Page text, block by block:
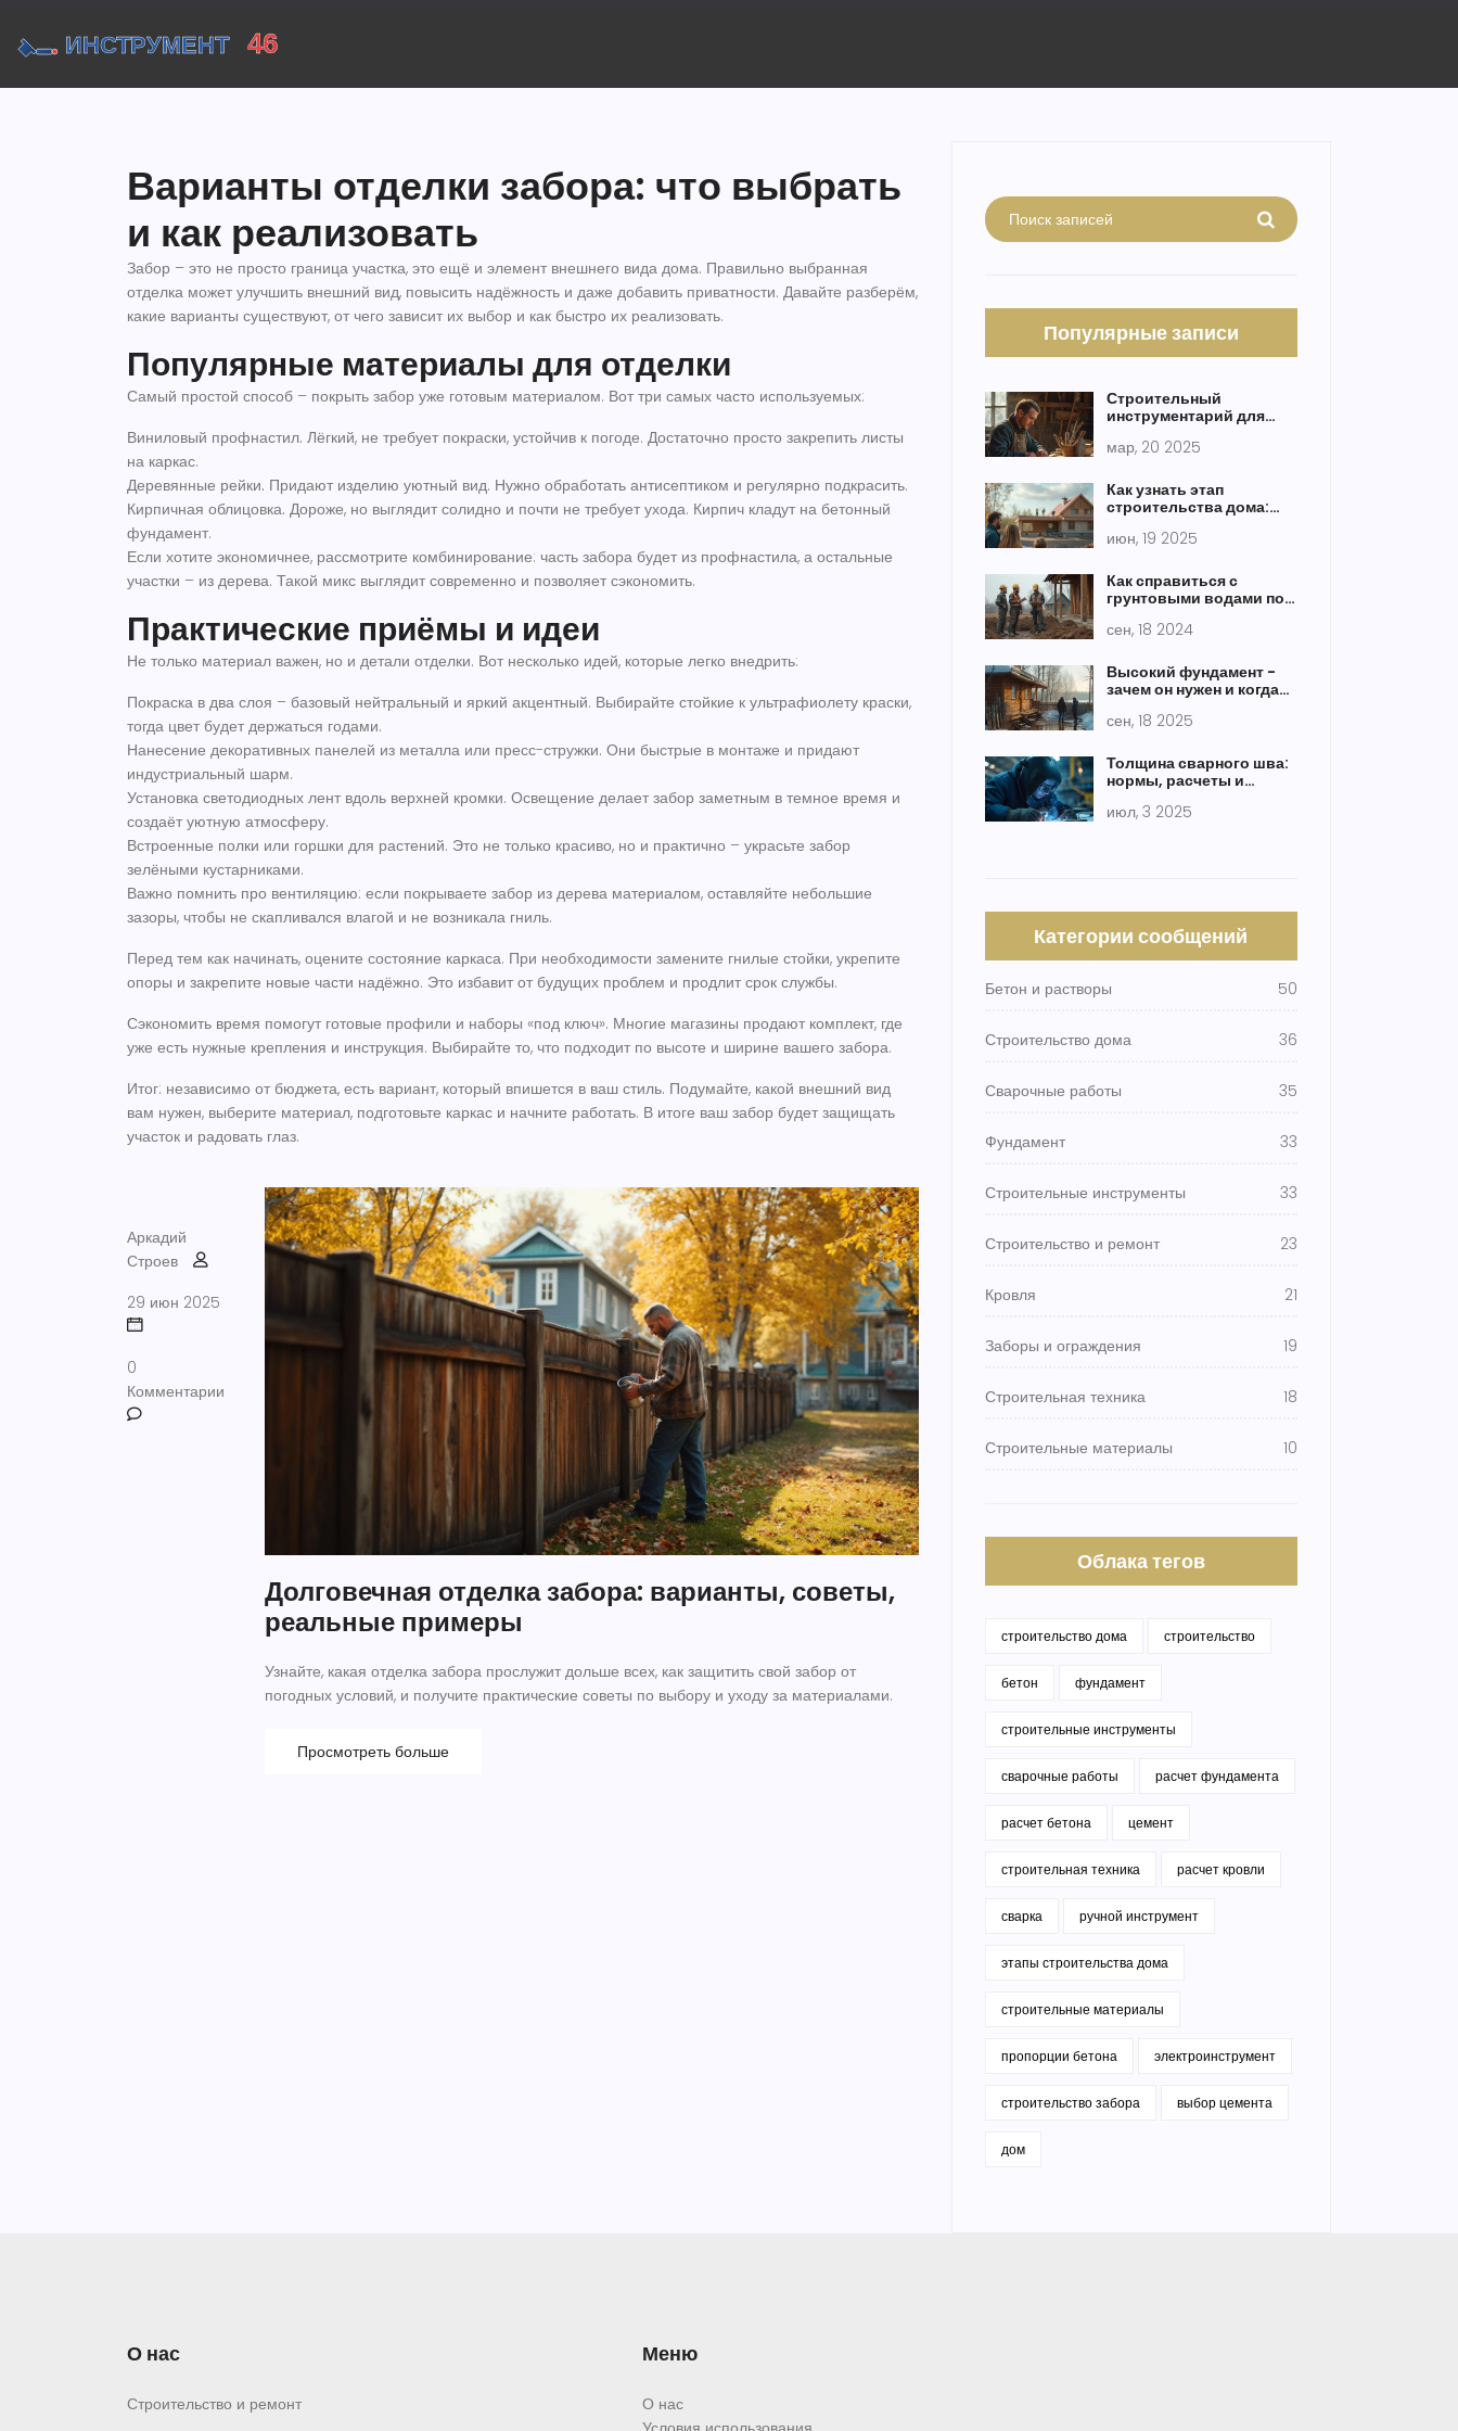
Варианты отделки забора: что выбрать
и как реализовать
Забор – это не просто граница участка, это ещё и элемент внешнего вида дома. Правильно выбранная
отделка может улучшить внешний вид, повысить надёжность и даже добавить приватности. Давайте разберём,
какие варианты существуют, от чего зависит их выбор и как быстро их реализовать.
Популярные материалы для отделки
Самый простой способ – покрыть забор уже готовым материалом. Вот три самых часто используемых:
Виниловый профнастил. Лёгкий, не требует покраски, устойчив к погоде. Достаточно просто закрепить листы
на каркас.
Деревянные рейки. Придают изделию уютный вид. Нужно обработать антисептиком и регулярно подкрасить.
Кирпичная облицовка. Дороже, но выглядит солидно и почти не требует ухода. Кирпич кладут на бетонный
фундамент.
Если хотите экономичнее, рассмотрите комбинирование: часть забора будет из профнастила, а остальные
участки – из дерева. Такой микс выглядит современно и позволяет сэкономить.
Практические приёмы и идеи
Не только материал важен, но и детали отделки. Вот несколько идей, которые легко внедрить:
Покраска в два слоя – базовый нейтральный и яркий акцентный. Выбирайте стойкие к ультрафиолету краски,
тогда цвет будет держаться годами.
Нанесение декоративных панелей из металла или пресс-стружки. Они быстрые в монтаже и придают
индустриальный шарм.
Установка светодиодных лент вдоль верхней кромки. Освещение делает забор заметным в темное время и
создаёт уютную атмосферу.
Встроенные полки или горшки для растений. Это не только красиво, но и практично – украсьте забор
зелёными кустарниками.
Важно помнить про вентиляцию: если покрываете забор из дерева материалом, оставляйте небольшие
зазоры, чтобы не скапливался влагой и не возникала гниль.
Перед тем как начинать, оцените состояние каркаса. При необходимости замените гнилые стойки, укрепите
опоры и закрепите новые части надёжно. Это избавит от будущих проблем и продлит срок службы.
Сэкономить время помогут готовые профили и наборы «под ключ». Многие магазины продают комплект, где
уже есть нужные крепления и инструкция. Выбирайте то, что подходит по высоте и ширине вашего забора.
Итог: независимо от бюджета, есть вариант, который впишется в ваш стиль. Подумайте, какой внешний вид
вам нужен, выберите материал, подготовьте каркас и начните работать. В итоге ваш забор будет защищать
участок и радовать глаз.
Аркадий
Строев
29 июн 2025
0
Комментарии
Долговечная отделка забора: варианты, советы,
реальные примеры
Узнайте, какая отделка забора прослужит дольше всех, как защитить свой забор от
погодных условий, и получите практические советы по выбору и уходу за материалами.
Просмотреть больше
Популярные записи
Строительный
инструментарий для
Что понадобится?
мар, 20 2025
Как узнать этап
строительства дома:
июн, 19 2025
Как справиться с
грунтовыми водами под
сен, 18 2024
Высокий фундамент -
зачем он нужен и когда
риски, расчёт высоты
сен, 18 2025
Толщина сварного шва:
нормы, расчеты и
и профи
июл, 3 2025
Категории сообщений
Бетон и растворы 50
Строительство дома 36
Сварочные работы 35
Фундамент 33
Строительные инструменты 33
Строительство и ремонт 23
Кровля 21
Заборы и ограждения 19
Строительная техника 18
Строительные материалы 10
Облака тегов
строительство дома строительство
бетон фундамент
строительные инструменты
сварочные работы расчет фундамента
расчет бетона цемент
строительная техника расчет кровли
сварка ручной инструмент
этапы строительства дома
строительные материалы
пропорции бетона электроинструмент
строительство забора выбор цемента
дом
О нас
Строительство и ремонт
Меню
О нас